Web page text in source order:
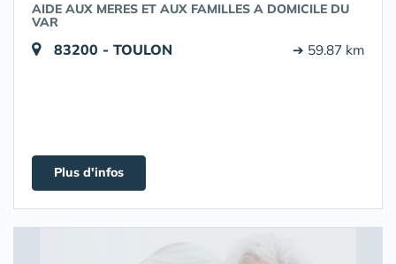
AIDE AUX MERES ET AUX FAMILLES A DOMICILE DU
VAR
83200 - TOULON ➔ 59.87 km
Plus d'infos